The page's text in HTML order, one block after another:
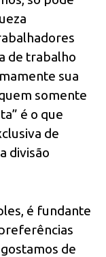
de trabalho
sua
somente
é o que
de
divisão
é fundante
de